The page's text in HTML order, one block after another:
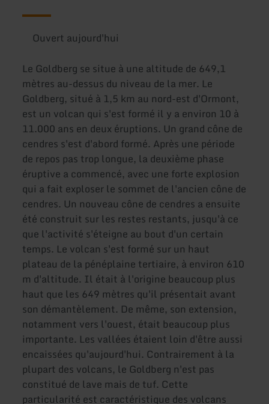
Ouvert aujourd'hui
Le Goldberg se situe à une altitude de 649,1
mètres au-dessus du niveau de la mer. Le
Goldberg, situé à 1,5 km au nord-est d'Ormont,
est un volcan qui s'est formé il y a environ 10 à
11.000 ans en deux éruptions. Un grand cône de
cendres s'est d'abord formé. Après une période
de repos pas trop longue, la deuxième phase
éruptive a commencé, avec une forte explosion
qui a fait exploser le sommet de l'ancien cône de
cendres. Un nouveau cône de cendres a ensuite
été construit sur les restes restants, jusqu'à ce
que l'activité s'éteigne au bout d'un certain
temps. Le volcan s'est formé sur un haut
plateau de la pénéplaine tertiaire, à environ 610
m d'altitude. Il était à l'origine beaucoup plus
haut que les 649 mètres qu'il présentait avant
son démantèlement. De même, son extension,
notamment vers l'ouest, était beaucoup plus
importante. Les vallées étaient loin d'être aussi
encaissées qu'aujourd'hui. Contrairement à la
plupart des volcans, le Goldberg n'est pas
constitué de lave mais de tuf. Cette
particularité est caractéristique des volcans